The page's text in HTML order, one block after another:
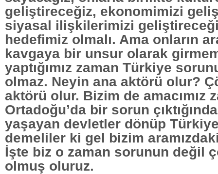
geliştireceğiz, ekonomimizi
siyasal ilişkilerimizi
hedefimiz olmalı. Ama onların
kavgaya bir unsur olarak
yaptığımız zaman Türkiye
olmaz. Neyin ana aktörü olur?
aktörü olur. Bizim de amacımız
Ortadoğu’da bir sorun
yaşayan devletler dönüp
demeliler ki gel bizim
İşte biz o zaman sorunun değil
olmuş oluruz.